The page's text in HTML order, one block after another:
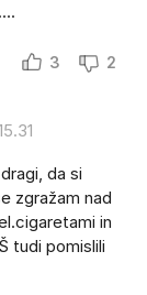
3 2
da si
zgražam nad
in
tudi pomislili